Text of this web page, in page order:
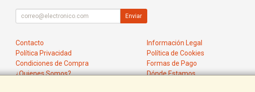
Enviar
Contacto
Información Legal
Política Privacidad
Política de Cookies
Condiciones de Compra
Formas de Pago
¿Quienes Somos?
Dónde Estamos